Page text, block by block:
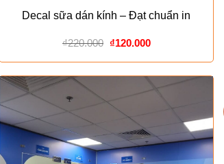
Decal sữa dán kính – Đạt chuẩn in
₫220.000 Giá
là:
₫220.000.
₫120.000Giá
tại
là: